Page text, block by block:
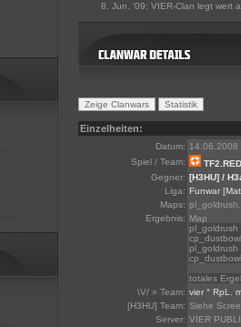
8. Jun. '09: VIER-Clan legt wert
Einzelheiten:
Datum: 14.06.2008
Spiel / Team:
TF2.RED
Gegner: [H3HU] /
Liga: Funwar
Maps:
Ergebnis: Map
pl_goldrush
cp_dustbowl
pl_goldrush
cp_dustbowl
totales
\V/ » Team: vier ° RpL
[H3HU] Team: Siehe
Server: VIER